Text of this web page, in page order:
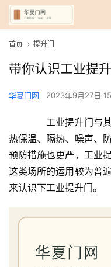
首页 提升门
带你认识工业提
华夏门网 2023年9月27日
工业提升门与其
热保温、隔热、噪声、
预防措施也更严，工业
这类场所的运用较为普
来认识下工业提升门。